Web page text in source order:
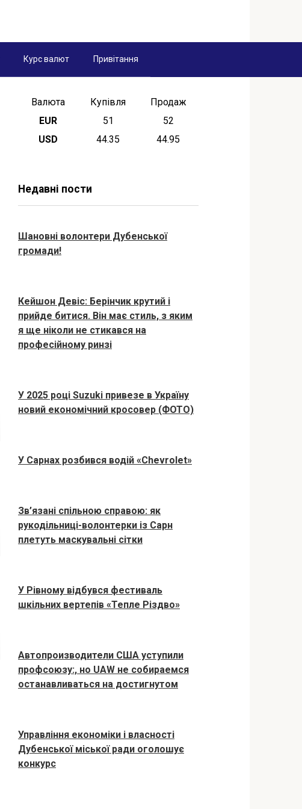
Курс валют Привітання
Валюта Купівля
Продаж
EUR
51
52
USD
44.35 44.95
Недавні пости
Шановні волонтери Дубенської
громади!
Кейшон Девіс: Берінчик крутий і
прийде битися. Він має стиль, з яким
я ще ніколи не стикався на
професійному ринзі
У 2025 році Suzuki привезе в Україну
новий економічний кросовер (ФОТО)
У Сарнах розбився водій «Chevrolet»
Зв’язані спільною справою: як
рукодільниці-волонтерки із Сарн
плетуть маскувальні сітки
У Рівному відбувся фестиваль
шкільних вертепів «Тепле Різдво»
Автопроизводители США уступили
профсоюзу:, но UAW не собираемся
останавливаться на достигнутом
Управління економіки і власності
Дубенської міської ради оголошує
конкурс